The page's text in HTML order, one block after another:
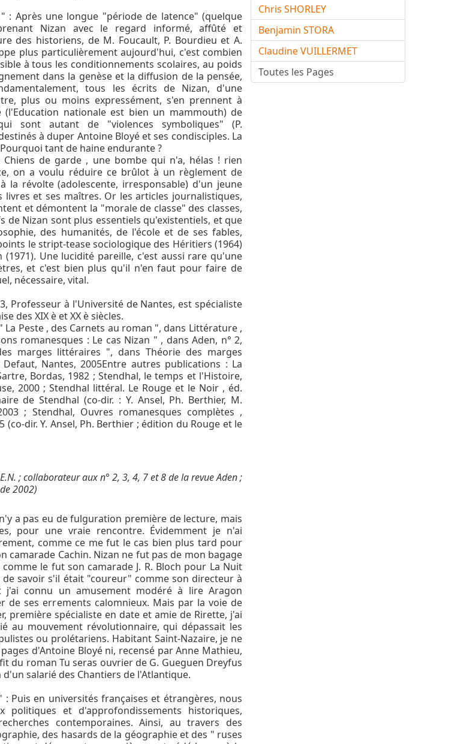
Chris SHORLEY
Benjamin STORA
Claudine VUILLERMET
Toutes les Pages
: Après une longue "période de latence" (quelque
Nizan avec le regard informé, affûté et
des historiens, de M. Foucault, P. Bourdieu et A.
plus particulièrement aujourd'hui, c'est combien
à tous les conditionnements scolaires, au poids
dans la genèse et la diffusion de la pensée,
tous les écrits de Nizan, d'une
plus ou moins expressément, s'en prennent à
(l'Education nationale est bien un mammouth) de
sont autant de "violences symboliques" (P.
à duper Antoine Bloyé et ses condisciples. La
tant de haine endurante ?
Chiens de garde , une bombe qui n'a, hélas ! rien
on a voulu réduire ce brûlot à un règlement de
la révolte (adolescente, irresponsable) d'un jeune
livres et ses maîtres. Or les articles journalistiques,
et démontent la "morale de classe" des classes,
de Nizan sont plus essentiels qu'existentiels, et que
des humanités, de l'école et de ses fables,
le stript-tease sociologique des Héritiers (1964)
(1971). Une lucidité pareille, c'est aussi rare qu'une
et c'est bien plus qu'il n'en faut pour faire de
nécessaire, vital.
Professeur à l'Université de Nantes, est spécialiste
des XIX è et XX è siècles.
La Peste , des Carnets au roman ", dans Littérature ,
romanesques : Le cas Nizan " , dans Aden, n° 2,
marges littéraires ", dans Théorie des marges
Nantes, 2005Entre autres publications : La
Bordas, 1982 ; Stendhal, le temps et l'Histoire,
2000 ; Stendhal littéral. Le Rouge et le Noir , éd.
de Stendhal (co-dir. : Y. Ansel, Ph. Berthier, M.
; Stendhal, Ouvres romanesques complètes ,
(co-dir. Y. Ansel, Ph. Berthier ; édition du Rouge et le
; collaborateur aux n° 2, 3, 4, 7 et 8 de la revue Aden ;
2002)
a pas eu de fulguration première de lecture, mais
pour une vraie rencontre. Évidemment je n'ai
comme ce me fut le cas bien plus tard pour
camarade Cachin. Nizan ne fut pas de mon bagage
le fut son camarade J. R. Bloch pour La Nuit
savoir s'il était "coureur" comme son directeur à
j'ai connu un amusement modéré à lire Aragon
de ses errements calomnieux. Mais par la voie de
première spécialiste en date et amie de Rirette, j'ai
au mouvement révolutionnaire, qui dépassait les
ou prolétariens. Habitant Saint-Nazaire, je ne
d'Antoine Bloyé ni, recensé par Anne Mathieu,
du roman Tu seras ouvrier de G. Gueguen Dreyfus
salarié des Chantiers de l'Atlantique.
Puis en universités françaises et étrangères, nous
politiques et d'approfondissements historiques,
contemporaines. Ainsi, au travers des
des hasards de la géographie et des " ruses